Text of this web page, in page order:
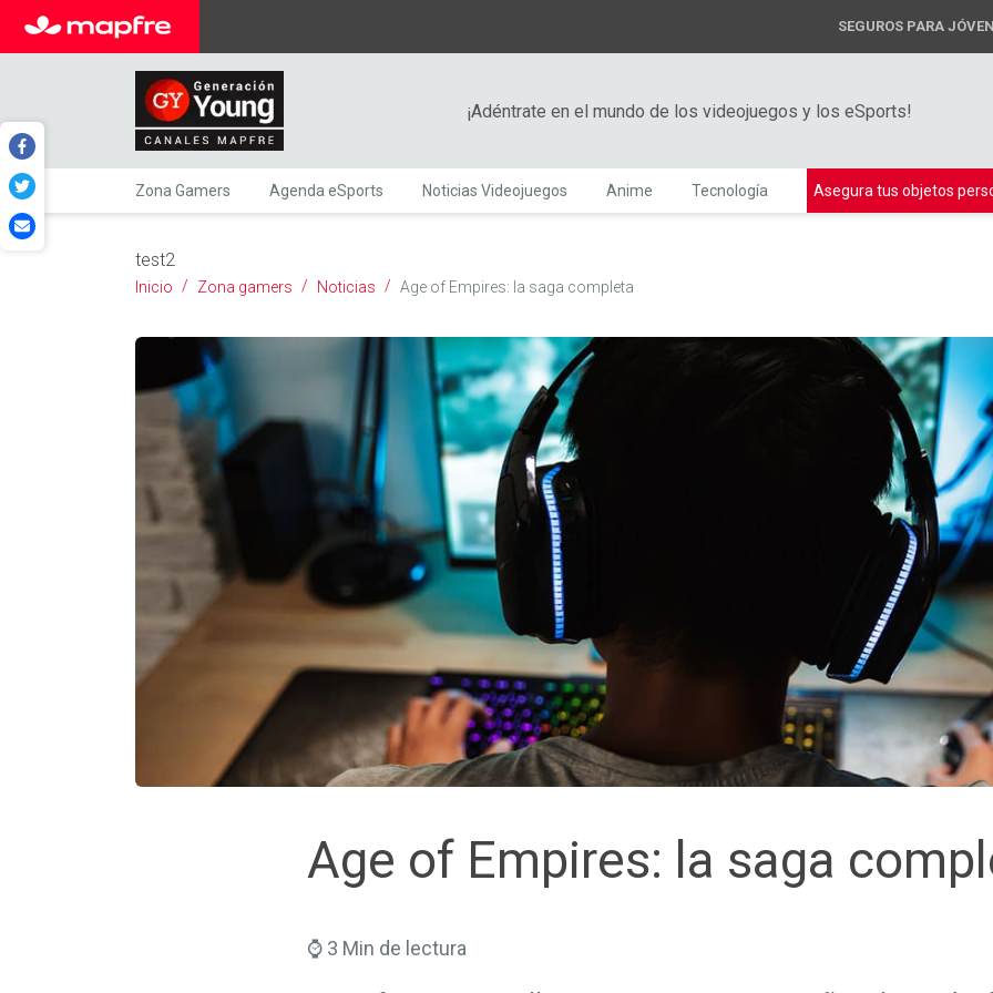
SEGUROS PARA
¡Adéntrate en el mundo de los videojuegos y los eSports!
Zona Gamers Agenda eSports Noticias Videojuegos Anime Tecnología Asegura tus objetos
test2
Inicio Zona gamers Noticias Age of Empires: la saga completa
Age of Empires: la saga
⌚ 3 Min de lectura